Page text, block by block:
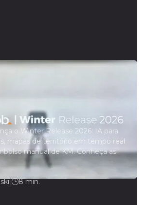
anuncia o Winter
campo
o Winter Release 2026: IA para
mapas de território em tempo real
manual de KM. Conheça as
| 8 min.